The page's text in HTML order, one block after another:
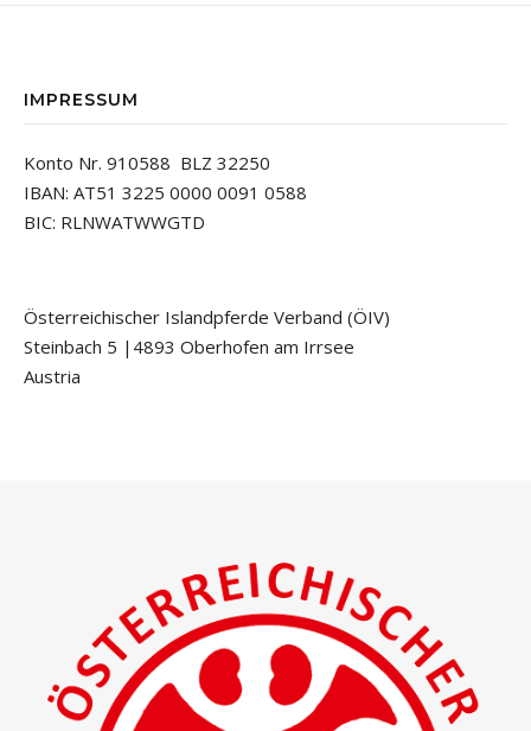
IMPRESSUM
Konto Nr. 910588 BLZ 32250
IBAN: AT51 3225 0000 0091 0588
BIC: RLNWATWWGTD
Österreichischer Islandpferde Verband (ÖIV)
Steinbach 5 |4893 Oberhofen am Irrsee
Austria